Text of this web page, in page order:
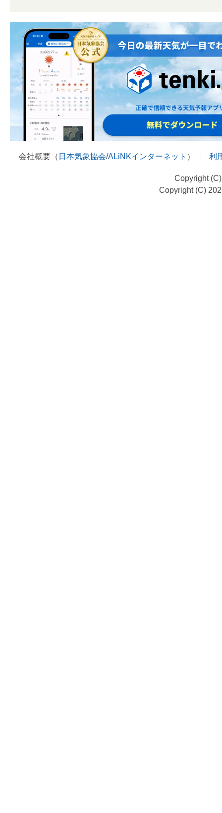
会社概要（ 日本気象協会/ALiNKインターネット ） 利
Copyright
Copyright (C)